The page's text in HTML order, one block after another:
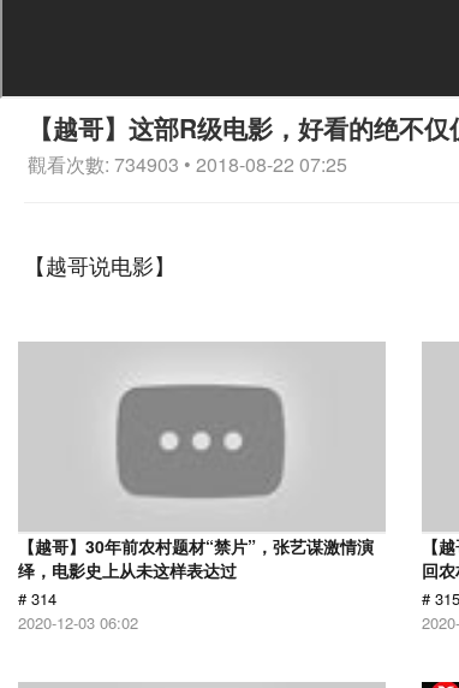
【越哥】这部R级电影，好看的绝不
觀看次數: 734903 • 2018-08-22 07:25
【越哥说电影】
【越哥】30年前农村题材“禁片”，张艺谋激情演
绎，电影史上从未这样表达过
# 314
2020-12-03 06:02
【
回
# 315